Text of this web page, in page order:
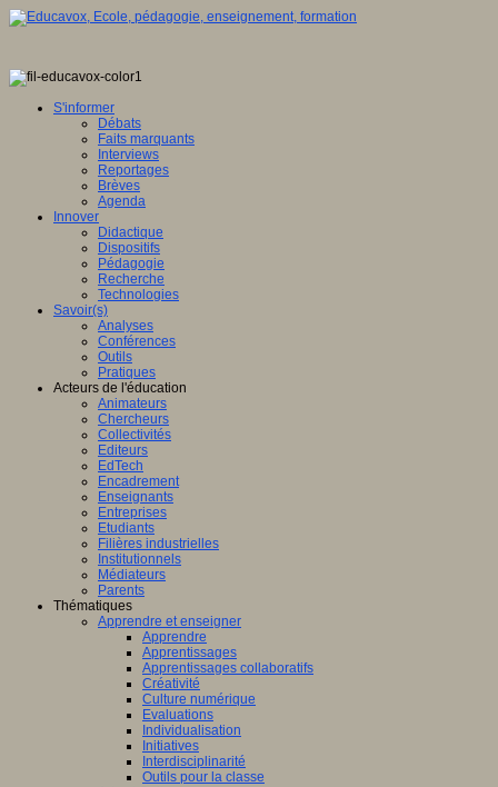
S'informer
Débats
Faits marquants
Interviews
Reportages
Brèves
Agenda
Innover
Didactique
Dispositifs
Pédagogie
Recherche
Technologies
Savoir(s)
Analyses
Conférences
Outils
Pratiques
Acteurs de l'éducation
Animateurs
Chercheurs
Collectivités
Editeurs
EdTech
Encadrement
Enseignants
Entreprises
Etudiants
Filières industrielles
Institutionnels
Médiateurs
Parents
Thématiques
Apprendre et enseigner
Apprendre
Apprentissages
Apprentissages collaboratifs
Créativité
Culture numérique
Evaluations
Individualisation
Initiatives
Interdisciplinarité
Outils pour la classe